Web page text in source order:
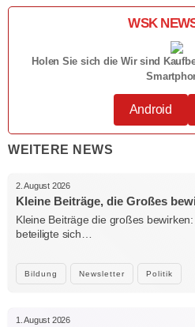
WSK
Holen Sie sich die Wir sind
Android
WEITERE NEWS
Bildung Newsletter Politik
2. August 2026
Kleine Beiträge, die Großes
Kleine Beiträge die großes
beteiligte sich…
1. August 2026